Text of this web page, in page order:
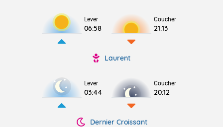
Lever
06:58
Coucher
21:13
Laurent
Lever
03:44
Coucher
20:12
Dernier Croissant